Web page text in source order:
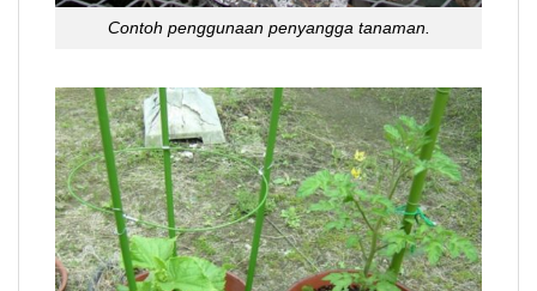
Contoh penggunaan penyangga tanaman.